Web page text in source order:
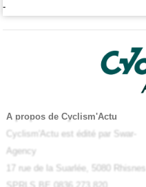
-
A propos de Cyclism'Actu
Cyclism'Actu est édité par Swar-
Agency
17 rue de la Suarlée, 5080 Rhisnes